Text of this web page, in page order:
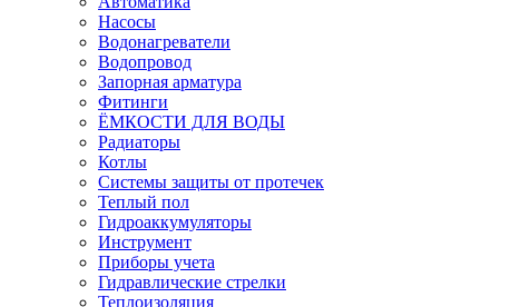
Насосы
Водонагреватели
Водопровод
Запорная арматура
Фитинги
ЁМКОСТИ ДЛЯ ВОДЫ
Радиаторы
Котлы
Системы защиты от протечек
Теплый пол
Гидроаккумуляторы
Инструмент
Приборы учета
Гидравлические стрелки
Теплоизоляция